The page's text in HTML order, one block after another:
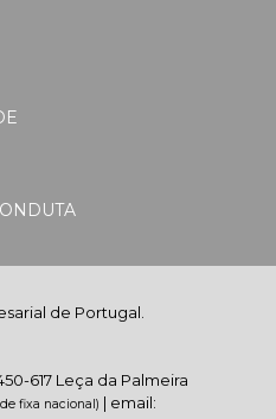
de Portugal.
617 Leça da Palmeira
fixa nacional) | email: